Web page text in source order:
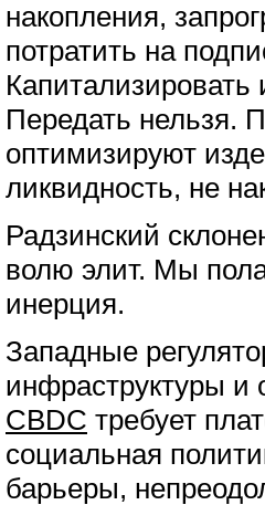
накопления,
потратить на
Капитализировать
Передать нельзя.
оптимизируют
ликвидность, не
Радзинский
волю элит. Мы
инерция.
Западные
инфраструктуры и
CBDC требует
социальная
барьеры,